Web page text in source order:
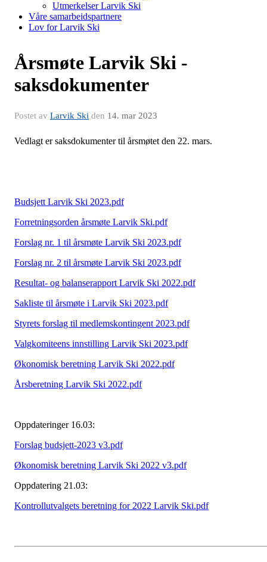
Utmerkelser Larvik Ski
Våre samarbeidspartnere
Lov for Larvik Ski
Årsmøte Larvik Ski -
saksdokumenter
Postet av Larvik Ski den 14. mar 2023
Vedlagt er saksdokumenter til årsmøtet den 22. mars.
Budsjett Larvik Ski 2023.pdf
Forretningsorden årsmøte Larvik Ski.pdf
Forslag nr. 1 til årsmøte Larvik Ski 2023.pdf
Forslag nr. 2 til årsmøte Larvik Ski 2023.pdf
Resultat- og balanserapport Larvik Ski 2022.pdf
Sakliste til årsmøte i Larvik Ski 2023.pdf
Styrets forslag til medlemskontingent 2023.pdf
Valgkomiteens innstilling Larvik Ski 2023.pdf
Økonomisk beretning Larvik Ski 2022.pdf
Årsberetning Larvik Ski 2022.pdf
Oppdateringer 16.03:
Forslag budsjett-2023 v3.pdf
Økonomisk beretning Larvik Ski 2022 v3.pdf
Oppdatering 21.03:
Kontrollutvalgets beretning for 2022 Larvik Ski.pdf